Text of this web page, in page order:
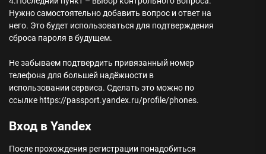
Нужно самостоятельно добавить вопрос и ответ на
него. Это будет использоваться для подтверждения
сброса пароля в будущем.
Не забываем подтвердить привязанный номер
телефона для большей надёжности в
использовании сервиса. Сделать это можно по
ссылке https://passport.yandex.ru/profile/phones.
Вход в Yandex
После прохождения регистрации понадобиться